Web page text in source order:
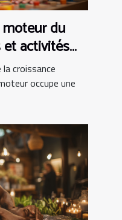
du
activités
croissance
occupe une